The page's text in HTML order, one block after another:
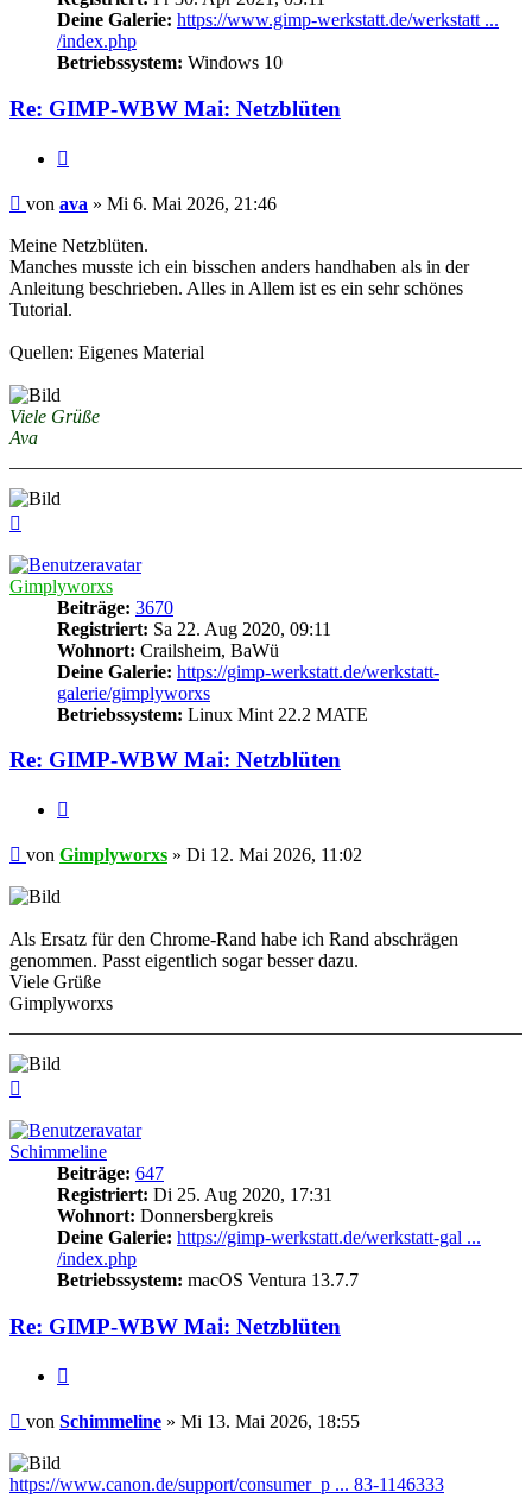
Deine Galerie: https://www.gimp-werkstatt.de/werkstatt ...
/index.php
Betriebssystem: Windows 10
Re: GIMP-WBW Mai: Netzblüten
Beitrag
von ava » Mi 6. Mai 2026, 21:46
Meine Netzblüten.
Manches musste ich ein bisschen anders handhaben als in der
Anleitung beschrieben. Alles in Allem ist es ein sehr schönes
Tutorial.
Quellen: Eigenes Material
Viele Grüße
Ava
Gimplyworxs
Beiträge: 3670
Registriert: Sa 22. Aug 2020, 09:11
Wohnort: Crailsheim, BaWü
Deine Galerie: https://gimp-werkstatt.de/werkstatt-
galerie/gimplyworxs
Betriebssystem: Linux Mint 22.2 MATE
Re: GIMP-WBW Mai: Netzblüten
Beitrag
von Gimplyworxs » Di 12. Mai 2026, 11:02
Als Ersatz für den Chrome-Rand habe ich Rand abschrägen
genommen. Passt eigentlich sogar besser dazu.
Viele Grüße
Gimplyworxs
Schimmeline
Beiträge: 647
Registriert: Di 25. Aug 2020, 17:31
Wohnort: Donnersbergkreis
Deine Galerie: https://gimp-werkstatt.de/werkstatt-gal ...
/index.php
Betriebssystem: macOS Ventura 13.7.7
Re: GIMP-WBW Mai: Netzblüten
Beitrag
von Schimmeline » Mi 13. Mai 2026, 18:55
https://www.canon.de/support/consumer_p ... 83-1146333